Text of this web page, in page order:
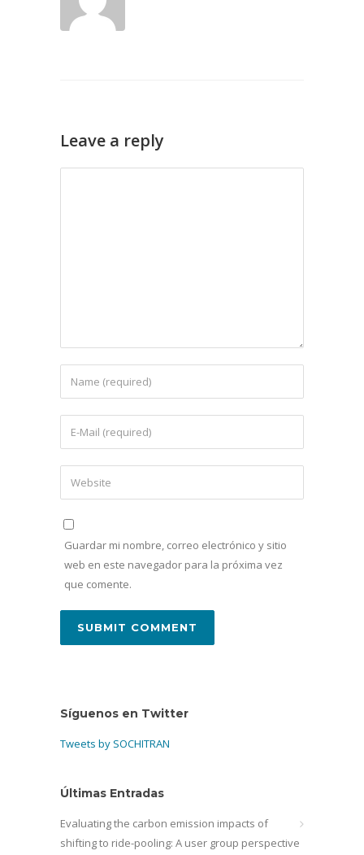
Leave a reply
Guardar mi nombre, correo electrónico y sitio
web en este navegador para la próxima vez
que comente.
Síguenos en Twitter
Tweets by SOCHITRAN
Últimas Entradas
Evaluating the carbon emission impacts of
shifting to ride-pooling: A user group perspective